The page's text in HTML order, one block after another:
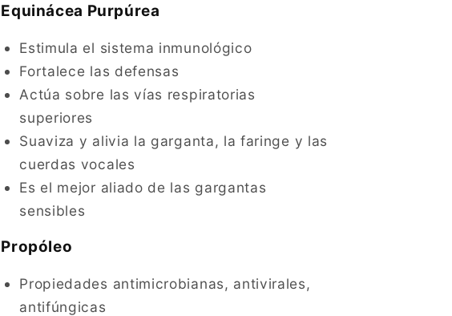
Equinácea Purpúrea
Estimula el sistema inmunológico
Fortalece las defensas
Actúa sobre las vías respiratorias
superiores
Suaviza y alivia la garganta, la faringe y las
cuerdas vocales
Es el mejor aliado de las gargantas
sensibles
Propóleo
Propiedades antimicrobianas, antivirales,
antifúngicas